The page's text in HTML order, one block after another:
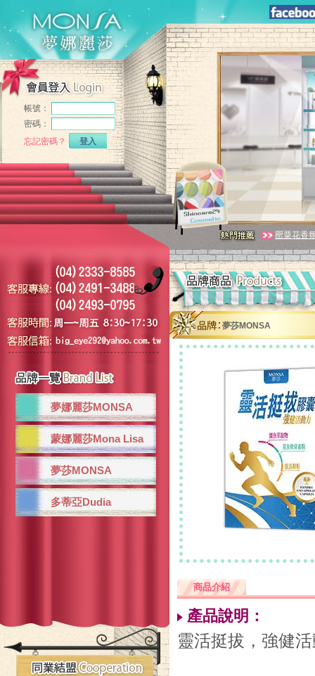
帳號：
密碼：
忘記密碼？
登入
罌粟花香
夢娜麗莎MONSA
蒙娜麗莎Mona Lisa
夢莎MONSA
多蒂亞Dudia
夢莎MONSA
商品介紹
產品說明：
靈活挺拔，強健